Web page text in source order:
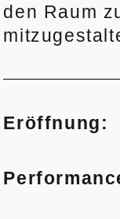
den Raum
Eröffnung: